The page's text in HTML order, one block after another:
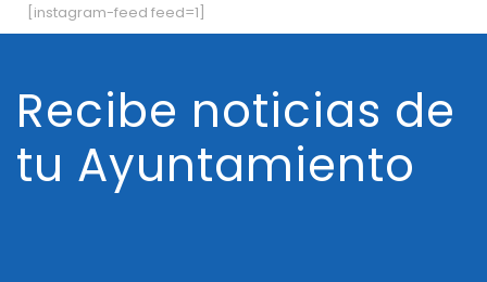
[instagram-feed feed=1]
Recibe noticias de
tu Ayuntamiento